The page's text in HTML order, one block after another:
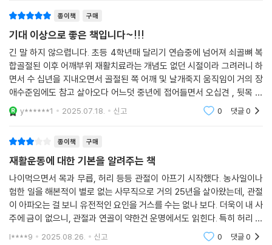
05 하이 플랭크 어깨 터치 | 250
06 하이 플랭크 로우 | 252
07 하이 플랭크 바늘 실꿰기 | 254
08 플랭크 & 하이 플랭크 | 256
하체 활용으로 코어를 강화하는 네 가지 플랭크 운동 | 258
움직임은 하나의 근육과 관절로 만들어지지 않는다 | 258
09 플랭크 고관절 벌림 | 260
11 플랭크 골반 전방경사 & 후방경사 | 264
측면 근육을 OFF에서 ON으로 전환하는 다섯 가지 필수 운동 | 268
13 니 사이드 플랭크 로우 | 270
14 니 사이드 플랭크 고관절 벌림 | 272
15 니 사이드 플랭크 흉추 회전 | 274
16 니 사이드 플랭크 고관절 굽힘 | 276
17 니 사이드 플랭크 어깨 굽힘 | 278
운동의 본질을 다시 생각하게 만드는 책이다. 기구 없이도 신체 컨디션을
개선할 수 있다는 저자의 신념이 담겨 있으며, 그의 경험과 노하우가 고스
란히 전해진다. 건강 증진, 체력 향상, 신체 기능 개선을 원하는 모든 이들
동법을 제시한다. 또한, 의학적 관점에서도 관절과 근육에 무리를 주지 않
- 배형주 (영상의학과 전문의)
저자는 회원 한 분 한 분에게 깊은 관심을 갖고 진심으로 트레이닝에 임했
던 전문가입니다. 오랜 경험을 바탕으로 효과적이고 안전한 기능성 트레이
닝을 완성해냈으며, 그의 노하우가 이 책에 집약되어 있습니다.
종이책 구매
기대 이상으로 좋은 책입니다~!!!
긴 말 하지 않으렵니다. 초등 4학년때 달리기 연습중에 넘어져 쇠골뼈 복
합골절된 이후 어깨부위 재활치료라는 개념도 없던 시절이라 그려러니 하
면서 수 십년을 지내오면서 골절된 쪽 어깨 및 날개죽지 움직임이 거의 장
애수준임에도 참고 살아오다 어느덧 중년에 접어들면서 오십견 , 뒷목 근
육 경직성 발작 통증으로 고생하던중에 우연히 본 도서를 서점에서 접하게
되었습니다.단골
y******1 2025.07.18. 신고 0 댓글0
종이책 구매
재활운동에 대한 기본을 알려주는 책
나이먹으면서 목과 무릅, 허리 등등 관절이 아프기 시작했다. 농사일이나
험한 일을 해본적이 별로 없는 사무직으로 거의 25년을 살아왔는데, 관절
이 아파오는 걸 보니 유전적인 요인을 거스를 수는 없나 보다. 더욱이 내 사
주에 금이 없으니, 관절과 연골이 약한건 운명에서도 읽힌다. 특히 허리 디
스크는 군대에서 허리를 한번 크게 다치고 사회생활하면서도 교통사로로
l****9 2025.08.26. 신고 0 댓글0